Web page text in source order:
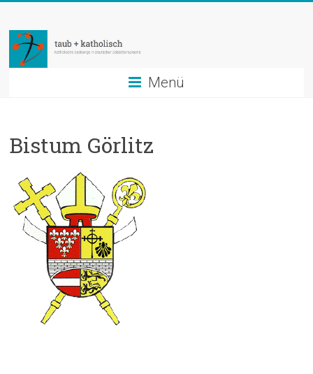
springen
taub
+
katholisch
in
Gebärdensprache
Menü
Bistum Görlitz